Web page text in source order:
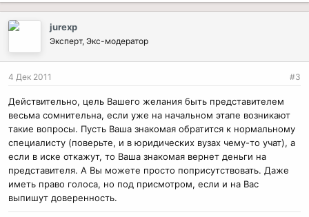
jurexp
Эксперт, Экс-модератор
4 Дек 2011 #3
Действительно, цель Вашего желания быть представителем
весьма сомнительна, если уже на начальном этапе возникают
такие вопросы. Пусть Ваша знакомая обратится к нормальному
специалисту (поверьте, и в юридических вузах чему-то учат), а
если в иске откажут, то Ваша знакомая вернет деньги на
представителя. А Вы можете просто поприсутствовать. Даже
иметь право голоса, но под присмотром, если и на Вас
выпишут доверенность.